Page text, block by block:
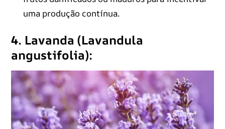
uma produção contínua.
4. Lavanda (Lavandula
angustifolia):